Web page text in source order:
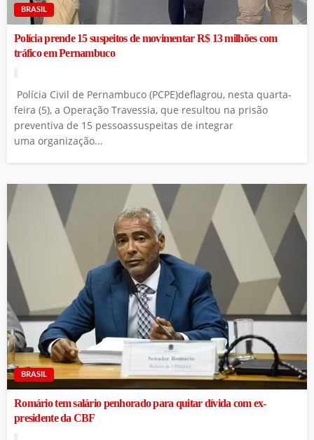
BRASIL
Polícia prende 15 suspeitos de movimentar R$ 13 milhões com
tráfico em Pernambuco
Polícia Civil de Pernambuco (PCPE)deflagrou, nesta quarta-
feira (5), a Operação Travessia, que resultou na prisão
preventiva de 15 pessoassuspeitas de integrar
uma organização...
BRASIL
Romário tem salário penhorado para quitar dívida com ex-
presidente da CBF